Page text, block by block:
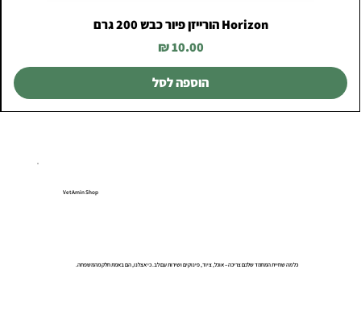
Horizon הורייזן פיור כבש 200 גרם
מחיר
הוספה לסל
VetAmin Shop
כל מה שחיית המחמד שלכם צריכה – אוכל, ציוד, פינוקים ושירות עם לב. כי אצלנו, הם באמת חלק מהמשפחה.